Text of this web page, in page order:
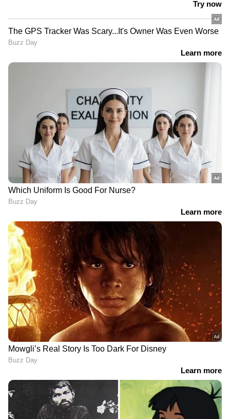
യുഎസ് സിറ്റിസൺഷിപ്പ് ആൻഡ് ഇമിഗ്രേഷൻ
സർവീസസിന്റെ കണക്കുകൾ പ്രകാരം എച്ച്
1ബി വിസ അപേക്ഷകളിൽ ഭൂരിഭാഗവും
നേടുന്നത് ഇന്ത്യക്കാരാണ്. സാങ്കേതിക
വിദ്യമേഖലയിലെ എഐ ആശ്രയത്വമാണ്
ഇന്ത്യൻ പ്രൊഫഷണലുകൾക്ക് വലിയൊരു
തിരിച്ചടിയായി മാറിയിരിക്കുന്നത്. കൂടുതൽ
സുസ്ഥിരമായ ഇമിഗ്രേഷൻ വ്യവസ്ഥകളുള്ള
കാനഡ, യൂറോപ്യൻ രാജ്യങ്ങൾ
എന്നിവടങ്ങളിലേക്ക് മാറാനാണ് ഇപ്പോൾ
പലരും മുൻഗണന നൽകുന്നത്. കാനഡയുടെ
എക്സ്പ്രസ് എൻട്രി, ഗ്ലോബൽ ടാലന്റ് സ്ട്രീം
തുടങ്ങിയ പദ്ധതികൾ വഴി അങ്ങോട്ട് മാറാൻ
പലരും തയ്യാറെടുക്കുന്നു. ആർട്ടിഫിഷ്യൽ
ഇന്റലിജൻസ് സാങ്കേതികവിദ്യയ്ക്ക് കൂടുതൽ
പ്രാധാന്യം നൽകുന്നതിനായി മെറ്റ പോലെയുള്ള
വൻകിട കമ്പനികൾ തങ്ങളുടെ എഞ്ചിനീയറിംഗ്,
പ്രൊഡക്ട് ഡിവിഷനുകൾ
പുനഃസംഘടിപ്പിക്കുന്നതിന്റെ ഭാഗമായാണ് ഈ
പുതിയ ലേ-ഓഫുകൾ
നടത്തിക്കൊണ്ടിരിക്കുന്നത്.